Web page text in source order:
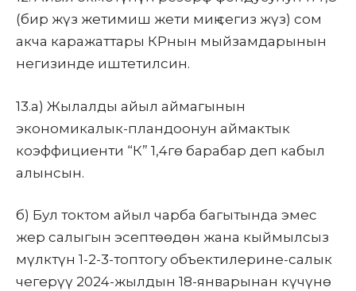
(бир жүз жетимиш жети миң сегиз жүз) сом
акча каражаттары КРнын мыйзамдарынын
негизинде иштетилсин.
13.а) Жылалды айыл аймагынын
экономикалык-пландоонун аймактык
коэффициенти “К” 1,4гө барабар деп кабыл
алынсын.
б) Бул токтом айыл чарба багытында эмес
жер салыгын эсептөөдөн жана кыймылсыз
мүлктүн 1-2-3-топтогу объектилерине-салык
чегерүү 2024-жылдын 18-январынан күчүнө